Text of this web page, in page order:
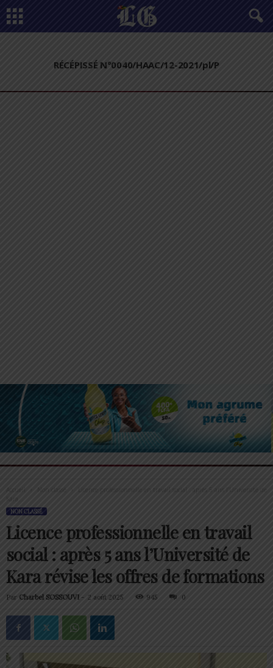
RÉCÉPISSÉ N°0040/HAAC/12-2021/pl/P
Accueil
Licence professionnelle en travail social : après 5 ans l’Université de
NON CLASSÉ
Licence professionnelle en travail
social : après 5 ans l’Université de
Kara révise les offres de formations
Par Charbel SOSSOUVI - 2 août 2025 945 0